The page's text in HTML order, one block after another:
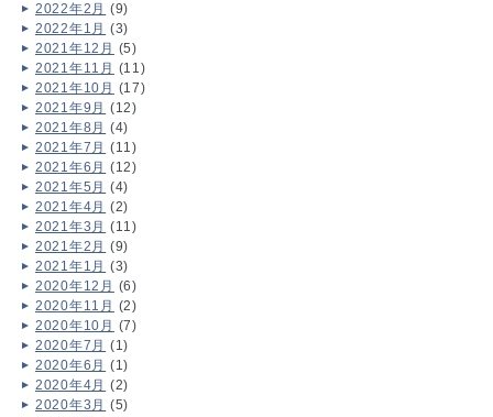
2022年2月 (9)
2022年1月 (3)
2021年12月 (5)
2021年11月 (11)
2021年10月 (17)
2021年9月 (12)
2021年8月 (4)
2021年7月 (11)
2021年6月 (12)
2021年5月 (4)
2021年4月 (2)
2021年3月 (11)
2021年2月 (9)
2021年1月 (3)
2020年12月 (6)
2020年11月 (2)
2020年10月 (7)
2020年7月 (1)
2020年6月 (1)
2020年4月 (2)
2020年3月 (5)